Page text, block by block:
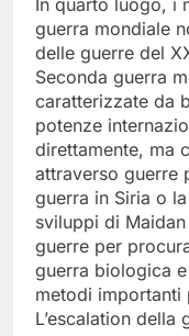
In quarto luogo, i
guerra mondiale
delle guerre del
Seconda guerra
caratterizzate da
potenze
direttamente, ma
attraverso guerre
guerra in Siria o
sviluppi di
guerre per
guerra biologica
metodi importanti
L’escalation